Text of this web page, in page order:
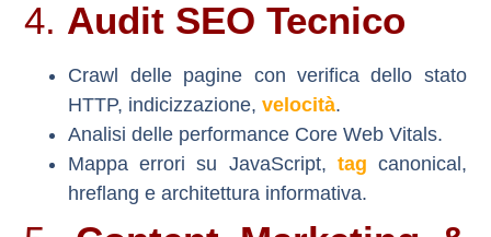
4. Audit SEO Tecnico
Crawl delle pagine con verifica dello stato
HTTP, indicizzazione,velocità.
Analisi delle performance Core Web Vitals.
Mappa errori su JavaScript, tag canonical,
hreflang e architettura informativa.